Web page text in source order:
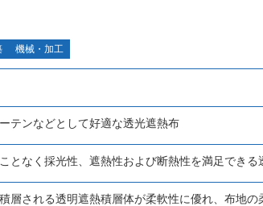
機械・加工
テンなどとして好適な透光遮熱布
となく採光性、遮熱性および断熱性を満足できる
層される透明遮熱積層体が柔軟性に優れ、布地